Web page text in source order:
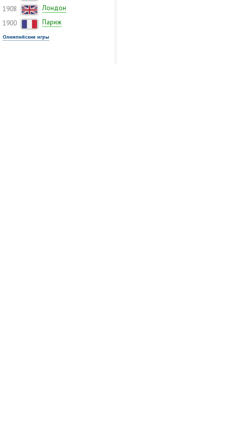
1908
Лондон
1900
Париж
Олимпийские игры